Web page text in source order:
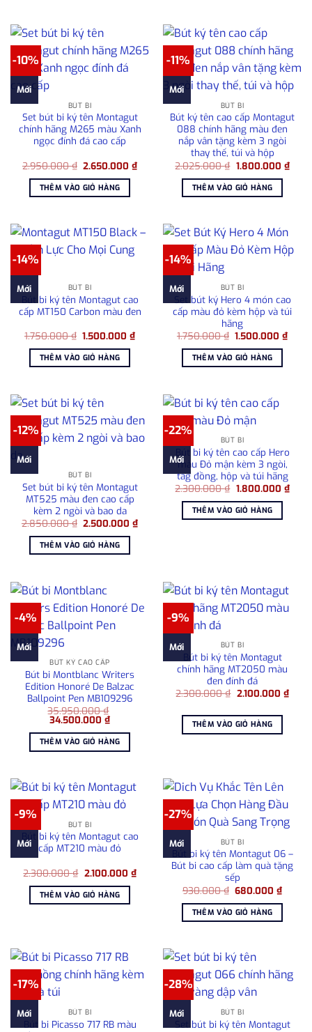
-10%
Mới
BÚT BI
Set bút bi ký tên Montagut
chính hãng M265 màu Xanh
ngọc đính đá cao cấp
2.950.000₫ Giá
là:
2.950.000 ₫.
2.650.000₫Giá
hiện
2.650.000 ₫.
THÊM VÀO GIỎ HÀNG
-11%
Mới
BÚT BI
Bút ký tên cao cấp Montagut
088 chính hãng màu đen
nắp vân tặng kèm 3 ngòi
thay thế, túi và hộp
2.025.000₫ Giá
là:
2.025.000 ₫.
1.800.000 ₫Giá
hiện
THÊM VÀO GIỎ HÀNG
-14%
Mới BÚT BI
Bút bi ký tên Montagut cao
cấp MT150 Carbon màu đen
1.750.000₫ Giá
là:
1.750.000 ₫.
1.500.000₫Giá
hiện
1.500.000 ₫.
THÊM VÀO GIỎ HÀNG
-14%
Mới BÚT BI
Set bút ký Hero 4 món cao
cấp màu đỏ kèm hộp và túi
hãng
1.750.000₫ Giá
là:
1.750.000 ₫.
1.500.000₫Giá
hiện
THÊM VÀO GIỎ HÀNG
-12%
Mới
BÚT BI
Set bút bi ký tên Montagut
MT525 màu đen cao cấp
kèm 2 ngòi và bao da
2.850.000₫ Giá
là:
2.850.000 ₫.
2.500.000₫Giá
hiện
THÊM VÀO GIỎ HÀNG
-22%
Mới
BÚT BI
Bút bi ký tên cao cấp Hero
màu Đỏ mận kèm 3 ngòi,
tag đồng, hộp và túi hãng
2.300.000₫ Giá
là:
2.300.000 ₫.
1.800.000 ₫Giá
hiện
THÊM VÀO GIỎ HÀNG
-4%
Mới
BÚT KÝ CAO CẤP
Bút bi Montblanc Writers
Edition Honoré De Balzac
Ballpoint Pen MB109296
35.950.000₫
Giá
là:
35.950.000 ₫.
34.500.000 ₫Giá
tại
là:
34.500.000 ₫.
THÊM VÀO GIỎ HÀNG
-9%
Mới BÚT BI
Bút bi ký tên Montagut
chính hãng MT2050 màu
đen đính đá
2.300.000₫ Giá
2.300.000 ₫.
2.100.000 ₫Giá
THÊM VÀO GIỎ HÀNG
-9%
Mới
BÚT BI
Bút bi ký tên Montagut cao
cấp MT210 màu đỏ
2.300.000₫ Giá
là:
2.300.000 ₫.
2.100.000 ₫Giá
hiện
2.100.000 ₫.
THÊM VÀO GIỎ HÀNG
-27%
Mới BÚT BI
Bút bi ký tên Montagut 06 –
Bút bi cao cấp làm quà tặng
sếp
930.000₫ Giá
là:
930.000 ₫.
680.000₫Giá
hiện
THÊM VÀO GIỎ HÀNG
-17%
Mới BÚT BI
Bút bi Picasso 717 RB màu
-28%
Mới BÚT BI
Set bút bi ký tên Montagut